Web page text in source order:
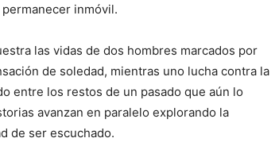
inmóvil.
las vidas de dos hombres marcados por
de soledad, mientras uno lucha contra la
entre los restos de un pasado que aún lo
avanzan en paralelo explorando la
de ser escuchado.